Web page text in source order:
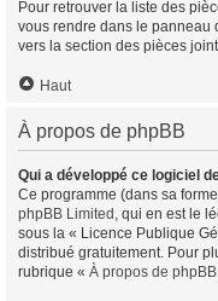
Pour retrouver la liste des
vous rendre dans le panneau
vers la section des pièces
Haut
À propos de phpBB
Qui a développé ce logiciel
Ce programme (dans sa
phpBB Limited , qui en est le
sous la « Licence Publique
distribué gratuitement. Pour
rubrique « À propos de phpBB